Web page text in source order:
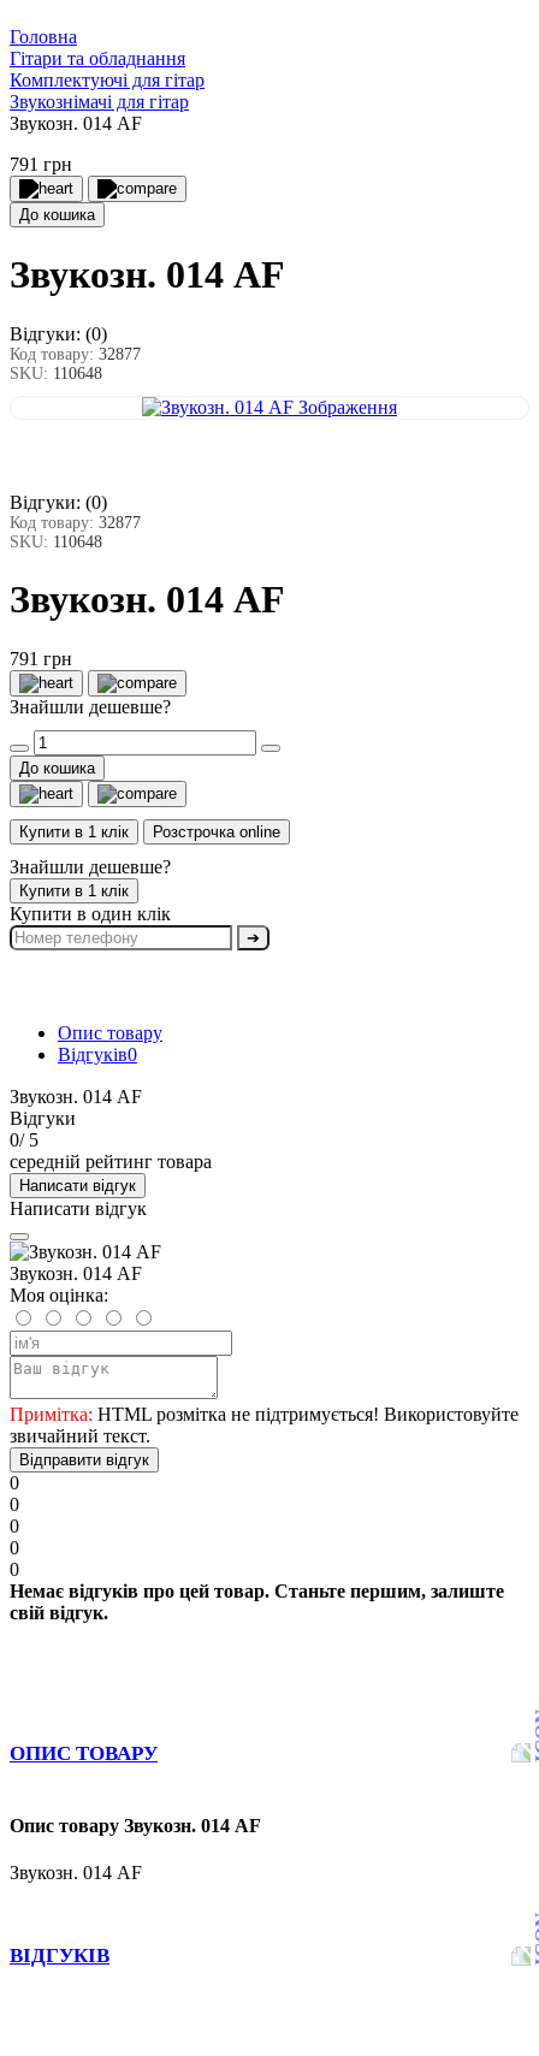
Головна
Гітари та обладнання
Комплектуючі для гітар
Звукознімачі для гітар
Звукозн. 014 AF
791 грн
До кошика
Звукозн. 014 AF
Відгуки: (0)
Код товару: 32877
SKU: 110648
Відгуки: (0)
Код товару: 32877
SKU: 110648
Звукозн. 014 AF
791 грн
Знайшли дешевше?
До кошика
Купити в 1 клік Розстрочка online
Знайшли дешевше?
Купити в 1 клік
Купити в один клік
➔
Опис товару
Відгуків0
Звукозн. 014 AF
Відгуки
0/ 5
середній рейтинг товара
Написати відгук
Написати відгук
Звукозн. 014 AF
Моя оцінка:
Примітка: HTML розмітка не підтримується! Використовуйте
звичайний текст.
Відправити відгук
0
0
0
0
0
Немає відгуків про цей товар. Станьте першим, залиште
свій відгук.
ОПИС ТОВАРУ
Опис товару Звукозн. 014 AF
Звукозн. 014 AF
ВІДГУКІВ